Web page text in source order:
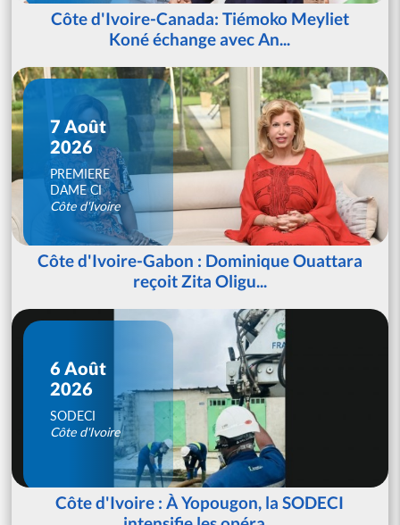
Côte d'Ivoire-Canada: Tiémoko Meyliet
Koné échange avec An...
7 Août
2026
PREMIERE
DAME CI
Côte d'Ivoire
Côte d'Ivoire-Gabon : Dominique Ouattara
reçoit Zita Oligu...
6 Août
2026
SODECI
Côte d'Ivoire
Côte d'Ivoire : À Yopougon, la SODECI